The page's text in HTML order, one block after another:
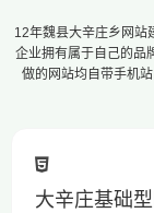
12年魏县大辛庄乡网站
企业拥有属于自己的品
做的网站均自带手机
大辛庄基础